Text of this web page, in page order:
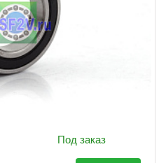
Под заказ